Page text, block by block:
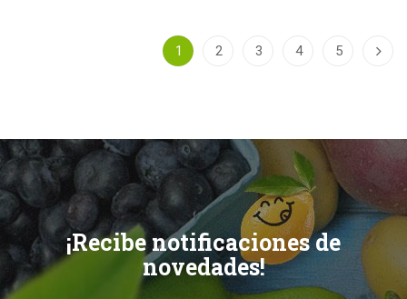
1 2 3 4 5
¡Recibe notificaciones de
novedades!